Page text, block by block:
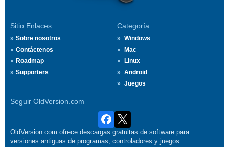
Sitio Enlaces
Sobre nosotros
Contáctenos
Roadmap
Supporters
Categoría
Windows
Mac
Linux
Android
Juegos
Seguir OldVersion.com
OldVersion.com ofrece descargas gratuitas de software para
versiones antiguas de programas, controladores y juegos.